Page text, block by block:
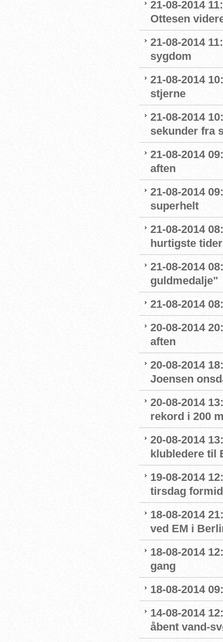
21-08-2014
Ottesen
21-08-2014
sygdom
21-08-2014
stjerne
21-08-2014
sekunder fra
21-08-2014
aften
21-08-2014
superhelt
21-08-2014
hurtigste tider
21-08-2014
guldmedalje"
21-08-2014
20-08-2014
aften
20-08-2014
Joensen
20-08-2014
rekord i 200
20-08-2014
klubledere til
19-08-2014
tirsdag
18-08-2014
ved EM i
18-08-2014
gang
18-08-2014
14-08-2014
åbent vand-